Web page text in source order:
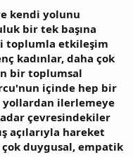
kendi yolunu
bir tek başına
toplumla etkileşim
kadınlar, daha çok
bir toplumsal
içinde hep bir
yollardan ilerlemeye
çevresindekiler
açılarıyla hareket
çok duygusal, empatik